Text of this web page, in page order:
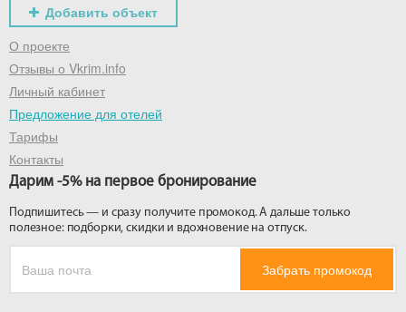
Добавить объект
О проекте
Отзывы о Vkrim.info
Личный кабинет
Предложение для отелей
Тарифы
Контакты
Дарим -5% на первое бронирование
Подпишитесь — и сразу получите промокод. А дальше только
полезное: подборки, скидки и вдохновение на отпуск.
Забрать промокод